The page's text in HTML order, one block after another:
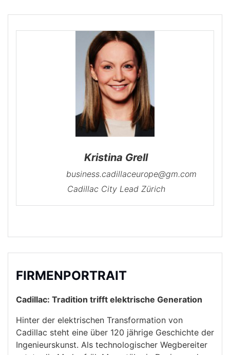
Kristina Grell
business.cadillaceurope@gm.com
Cadillac City Lead Zürich
FIRMENPORTRAIT
Cadillac: Tradition trifft elektrische Generation
Hinter der elektrischen Transformation von
Cadillac steht eine über 120 jährige Geschichte der
Ingenieurskunst. Als technologischer Wegbereiter